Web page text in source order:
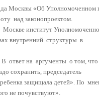
Москвы «Об Уполномоченном
над законопроектом.
Москве институт
внутренний структуры в
В ответ на аргументы о том, что
сохранить, председатель
защищала детей». По
не почувствуют».